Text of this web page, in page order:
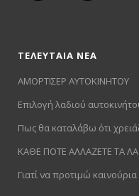
ΤΕΛΕΥΤΑΙΑ ΝΕΑ
ΑΜΟΡΤΙΣΕΡ ΑΥΤΟΚΙΝΗΤΟΥ
Επιλογή λαδιού
Πως θα καταλάβω ότι
ΚΑΘΕ ΠΟΤΕ ΑΛΛΑΖΕΤΕ ΤΑ
Γιατί να προτιμώ